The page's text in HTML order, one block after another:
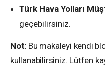
Türk Hava Yolları
geçebilirsiniz.
Not: Bu makaleyi kendi
kullanabilirsiniz. Lütfen